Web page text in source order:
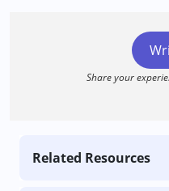
Share your
Related Resources